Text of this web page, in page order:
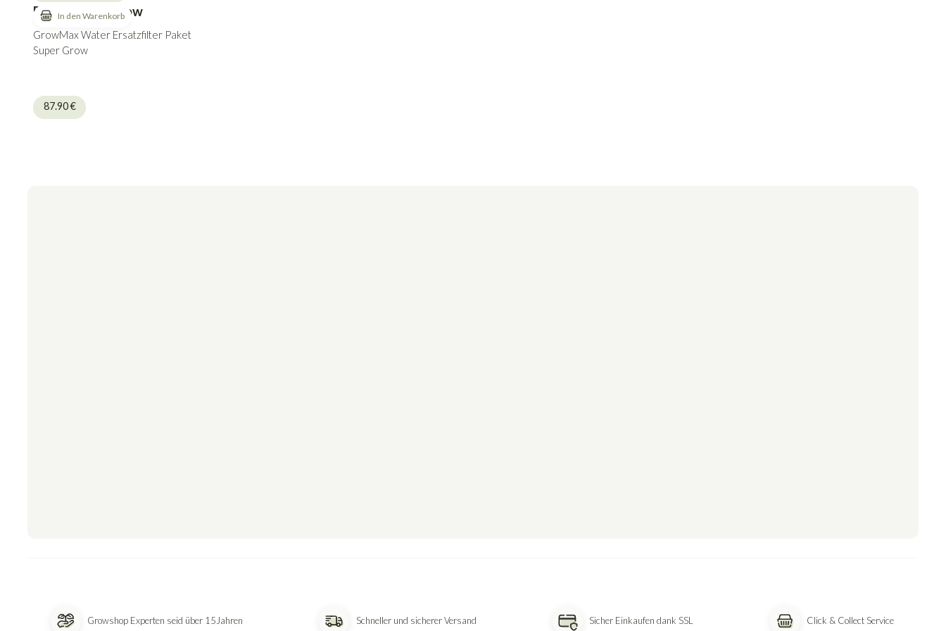
Paket Super Grow
GrowMax Water Ersatzfilter Paket
Super Grow
87.90€
Growshop Experten seid über 15Jahren Schneller und sicherer Versand Sicher Einkaufen dank SSL Click & Collect Service